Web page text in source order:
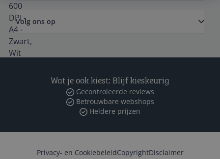
Volg ons op
Wat je ook kiest: Blijf kieskeurig
Gecontroleerde reviews
Betrouwbare webshops
Heldere prijzen
Privacy- en CookiebeleidCopyrightDisclaimer